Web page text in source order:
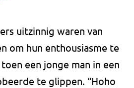
uitzinnig waren van
om hun enthousiasme te
een jonge man in een
te glippen. “Hoho